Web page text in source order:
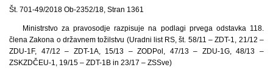
Št. 701-49/2018 Ob-2352/18, Stran 1361
Ministrstvo za pravosodje razpisuje na podlagi prvega odstavka 118.
člena Zakona o državnem tožilstvu (Uradni list RS, št. 58/11 – ZDT-1, 21/12 –
ZDU-1F, 47/12 – ZDT-1A, 15/13 – ZODPol, 47/13 – ZDU-1G, 48/13 –
ZSKZDČEU-1, 19/15 – ZDT-1B in 23/17 – ZSSve)